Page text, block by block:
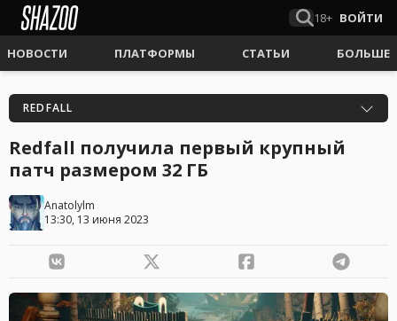
18+ ВОЙТИ
НОВОСТИ ПЛАТФОРМЫ СТАТЬИ БОЛЬШЕ
REDFALL
Redfall получила первый крупный
патч размером 32 ГБ
Anatolylm
13:30, 13 июня 2023